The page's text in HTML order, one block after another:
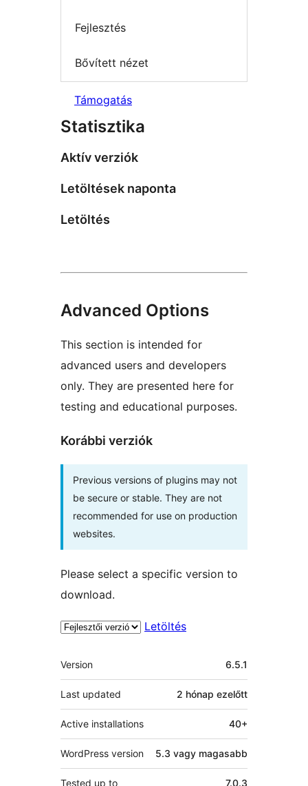
Fejlesztés
Bővített nézet
Támogatás
Statisztika
Aktív verziók
Letöltések naponta
Letöltés
Advanced Options
This section is intended for
advanced users and developers
only. They are presented here for
testing and educational purposes.
Korábbi verziók
Previous versions of plugins may not
be secure or stable. They are not
recommended for use on production
websites.
Please select a specific version to
download.
Letöltés
Meta
Version 6.5.1
Last updated 2 hónap ezelőtt
Active installations 40+
WordPress version 5.3 vagy magasabb
Tested up to 7.0.3